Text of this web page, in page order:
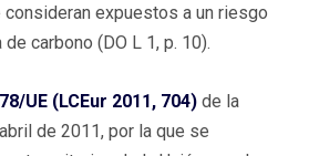
expuestos a un riesgo
carbono (DO L 1, p. 10).
UE (LCEur 2011, 704) de la
de 2011, por la que se